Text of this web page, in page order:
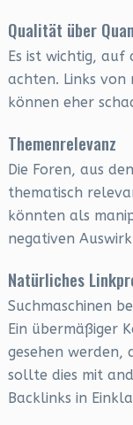
Qualität über
Es ist wichtig, auf
achten. Links von
können eher
Themenrelevanz
Die Foren, aus
thematisch
könnten als
negativen
Natürliches
Suchmaschinen
Ein übermäßiger
gesehen werden,
sollte dies mit
Backlinks in